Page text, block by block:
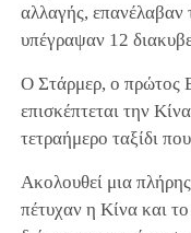
αλλαγής, επανέλαβαν
υπέγραψαν 12
Ο Στάρμερ, ο πρώτος
επισκέπτεται την
τετραήμερο ταξίδι
Ακολουθεί μια
πέτυχαν η Κίνα και